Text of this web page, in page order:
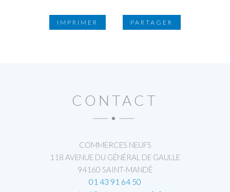
IMPRIMER PARTAGER
CONTACT
COMMERCES NEUFS
118 AVENUE DU GÉNÉRAL DE GAULLE
94160 SAINT-MANDÉ
01 43 91 64 50